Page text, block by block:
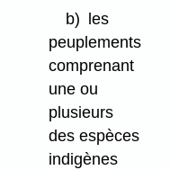
b)
les
peuplements
comprenant
une ou
plusieurs
des espèces
indigènes